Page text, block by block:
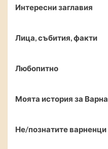
Интересни заглавия
Лица, събития, факти
Любопитно
Моята история за Варна
Не/познатите варненци